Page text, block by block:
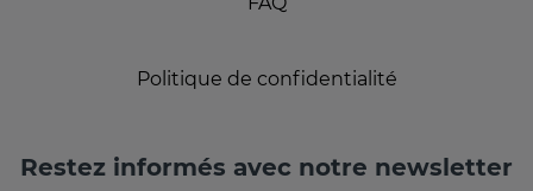
Politique de confidentialité
Restez informés avec notre newsletter